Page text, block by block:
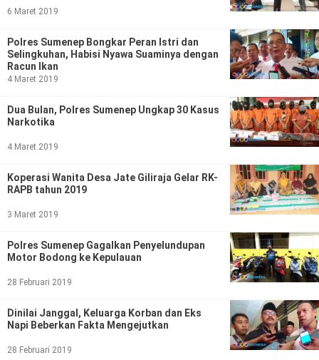
2026
News
Indonesia
.
All
6 Maret 2019
Polres Sumenep Bongkar Peran Istri dan
Selingkuhan, Habisi Nyawa Suaminya dengan
Racun Ikan
4 Maret 2019
Dua Bulan, Polres Sumenep Ungkap 30 Kasus
Narkotika
4 Maret 2019
Koperasi Wanita Desa Jate Giliraja Gelar RK-
RAPB tahun 2019
3 Maret 2019
Polres Sumenep Gagalkan Penyelundupan
Motor Bodong ke Kepulauan
28 Februari 2019
Dinilai Janggal, Keluarga Korban dan Eks
Napi Beberkan Fakta Mengejutkan
28 Februari 2019